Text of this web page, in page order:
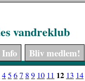
vandreklub
Info Bliv medlem!
45 67 8 9 10 11 12 13 14